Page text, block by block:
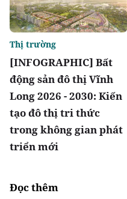
[INFOGRAPHIC] Bất
động sản đô thị Vĩnh
Long 2026 - 2030: Kiến
tạo đô thị tri thức
trong không gian phát
triển mới
Thị trường
Đọc thêm